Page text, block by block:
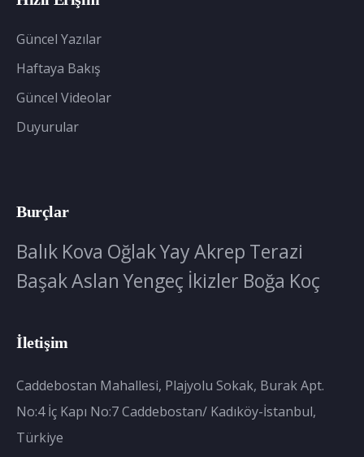
Güncel Yazılar
Haftaya Bakış
Güncel Videolar
Duyurular
Burçlar
Balık Kova OğlakYayAkrep Terazi
BaşakAslan Yengeç İkizler Boğa Koç
İletişim
Caddebostan Mahallesi, Plajyolu Sokak, Burak Apt.
No:4 İç Kapı No:7 Caddebostan/ Kadıköy-İstanbul,
Türkiye